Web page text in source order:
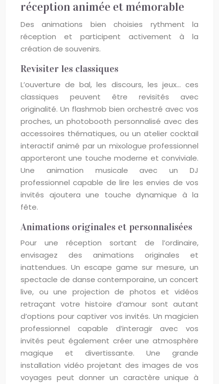
réception animée et mémorable
Des animations bien choisies rythment la
réception et participent activement à la
création de souvenirs.
Revisiter les classiques
L’ouverture de bal, les discours, les jeux… ces
classiques peuvent être revisités avec
originalité. Un flashmob bien orchestré avec vos
proches, un photobooth personnalisé avec des
accessoires thématiques, ou un atelier cocktail
interactif animé par un mixologue professionnel
apporteront une touche moderne et conviviale.
Une animation musicale avec un DJ
professionnel capable de lire les envies de vos
invités ajoutera une touche dynamique à la
fête.
Animations originales et personnalisées
Pour une réception sortant de l’ordinaire,
envisagez des animations originales et
inattendues. Un escape game sur mesure, un
spectacle de danse contemporaine, un concert
live, ou une projection de photos et vidéos
retraçant votre histoire d’amour sont autant
d’options pour captiver vos invités. Un magicien
professionnel capable d’interagir avec vos
invités peut également créer une atmosphère
magique et divertissante. Une grande
installation vidéo projetant des images de vos
voyages peut donner un caractère unique à